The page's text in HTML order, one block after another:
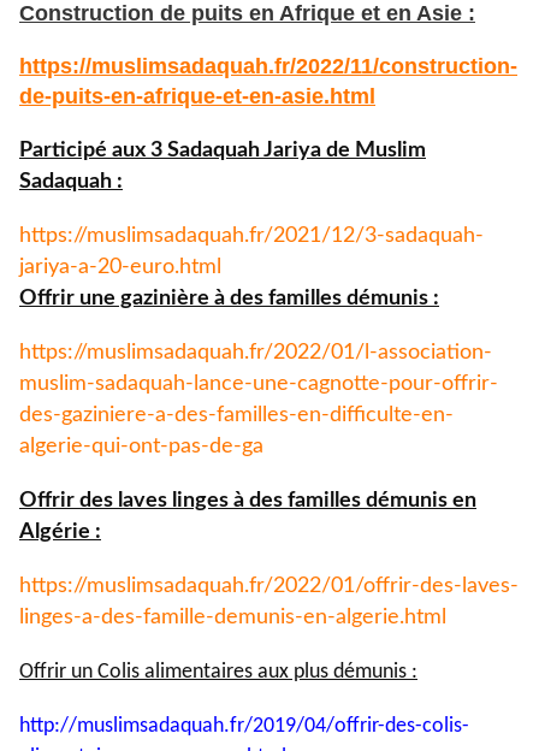
Construction de puits en Afrique et en Asie :
https://muslimsadaquah.fr/2022/11/construction-
de-puits-en-afrique-et-en-asie.html
Participé aux 3 Sadaquah Jariya de Muslim
Sadaquah :
https://muslimsadaquah.fr/2021/12/3-sadaquah-
jariya-a-20-euro.html
Offrir une gazinière à des familles démunis :
https://muslimsadaquah.fr/2022/01/l-association-
muslim-sadaquah-lance-une-cagnotte-pour-offrir-
des-gaziniere-a-des-familles-en-difficulte-en-
algerie-qui-ont-pas-de-ga
Offrir des laves linges à des familles démunis en
Algérie :
https://muslimsadaquah.fr/2022/01/offrir-des-laves-
linges-a-des-famille-demunis-en-algerie.html
Offrir un Colis alimentaires aux plus démunis :
http://muslimsadaquah.fr/2019/04/offrir-des-colis-